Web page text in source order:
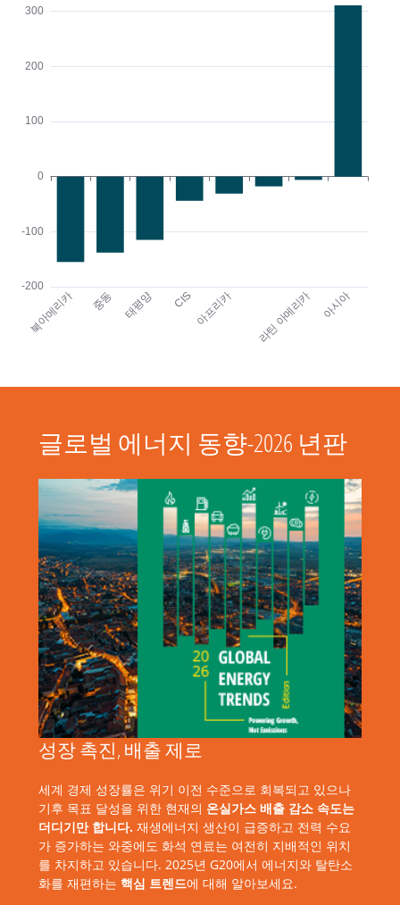
글로벌 에너지 동향-2026 년판
성장 촉진, 배출 제로
세계 경제 성장률은 위기 이전 수준으로 회복되고 있으나
기후 목표 달성을 위한 현재의 온실가스 배출 감소 속도는
더디기만 합니다. 재생에너지 생산이 급증하고 전력 수요
가 증가하는 와중에도 화석 연료는 여전히 지배적인 위치
를 차지하고 있습니다. 2025년 G20에서 에너지와 탈탄소
화를 재편하는 핵심 트렌드에 대해 알아보세요.